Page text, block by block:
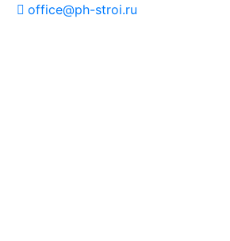
office@ph-stroi.ru